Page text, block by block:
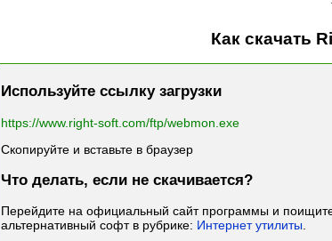
Как скачать
Используйте ссылку загрузки
https://www.right-soft.com/ftp/webmon.exe
Скопируйте и вставьте в браузер
Что делать, если не скачивается?
Перейдите на официальный сайт программы и
альтернативный софт в рубрике: Интернет утилиты